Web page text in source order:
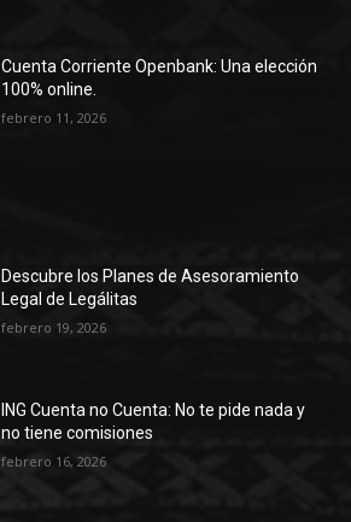
Cuenta Corriente Openbank: Una elección
100% online.
febrero 11, 2026
Descubre los Planes de Asesoramiento
Legal de Legálitas
febrero 19, 2026
ING Cuenta no Cuenta: No te pide nada y
no tiene comisiones
febrero 16, 2026